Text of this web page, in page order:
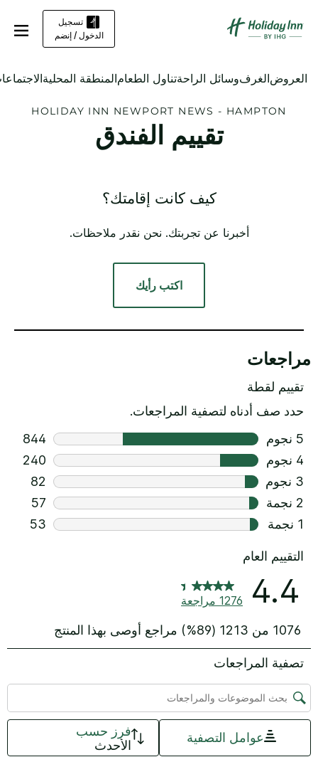
تسجيل
الدخول / إنضم
العروضالغرفوسائل الراحةتناول الطعامالمنطقة المحلية
HOLIDAY INN NEWPORT NEWS - HAMPTON
تقييم الفندق
كيف كانت إقامتك؟
أخبرنا عن تجربتك. نحن نقدر ملاحظات.
اكتب رأيك